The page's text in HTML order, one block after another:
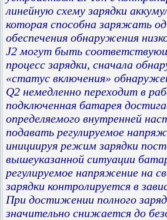
линейную схему зарядки
которая способна заряжать
обеспечения обнаружения
J2 могут быть
процесс зарядки, сначала
«статус включения»
Q2 немедленно переходит в
подключенная батарея
определяемого внутренней
подавать регулируемое
инициируя режим зарядки
вышеуказанной ситуации
регулируемое напряжение на
зарядки контролируется в
При достижении полного
значительно снижается до